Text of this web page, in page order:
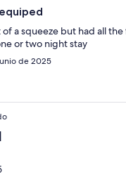
a squeeze but had all
or two night stay
de 2025